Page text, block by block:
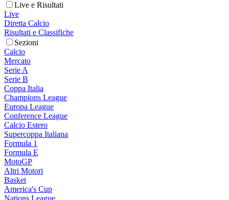
Live e Risultati
Live
Diretta Calcio
Risultati e Classifiche
Sezioni
Calcio
Mercato
Serie A
Serie B
Coppa Italia
Champions League
Europa League
Conference League
Calcio Estero
Supercoppa Italiana
Formula 1
Formula E
MotoGP
Altri Motori
Basket
America's Cup
Nations League